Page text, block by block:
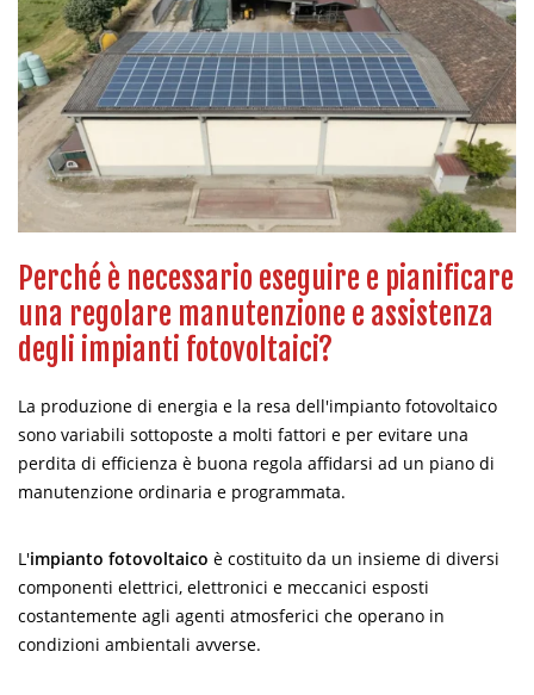
Perché è necessario eseguire e pianificare
una regolare manutenzione e assistenza
degli impianti fotovoltaici?
La produzione di energia e la resa dell'impianto fotovoltaico
sono variabili sottoposte a molti fattori e per evitare una
perdita di efficienza è buona regola affidarsi ad un piano di
manutenzione ordinaria e programmata.
L'impianto fotovoltaico è costituito da un insieme di diversi
componenti elettrici, elettronici e meccanici esposti
costantemente agli agenti atmosferici che operano in
condizioni ambientali avverse.